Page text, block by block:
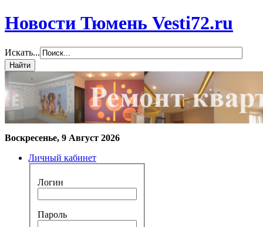
Новости Тюмень Vesti72.ru
Искать...
Воскресенье, 9 Август 2026
Личный кабинет
Логин
Пароль